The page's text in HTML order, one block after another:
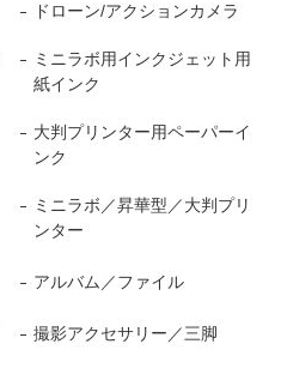
ドローン/アクションカメラ
ミニラボ用インクジェット用
紙インク
大判プリンター用ペーパーイ
ンク
ミニラボ／昇華型／大判プリ
ンター
アルバム／ファイル
撮影アクセサリー／三脚